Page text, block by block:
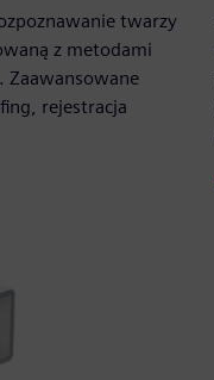
twarzy
z metodami
Zaawansowane
rejestracja